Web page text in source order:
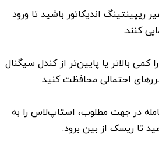
ریپینتینگ اندیکاتور باشید تا ورود
کنند.
بالاتر یا پایین‌تر از کندل سیگنال
احتمالی محافظت کنید.
در جهت مطلوب، استاپ‌لاس را به
تا ریسک از بین برود.